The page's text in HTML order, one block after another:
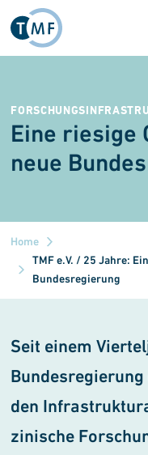
Skip to main content
Eine riesige
neue
Home
TMF e.V. / 25 Jahre:
Bundesregierung
Seit einem
den Infra
zinische